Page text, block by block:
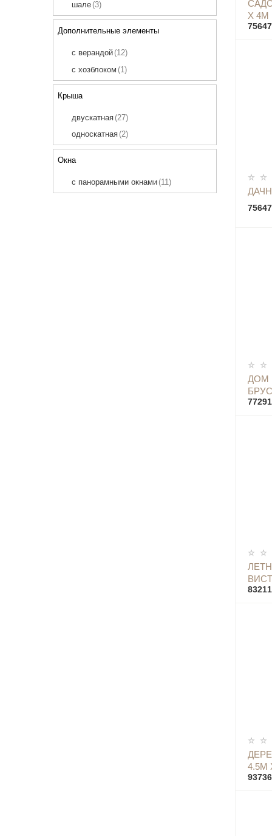
7 х 9(2)
шале (3)
Дополнительные элементы
с верандой (12)
с хозблоком (1)
Крыша
двускатная (27)
односкатная (2)
Окна
с панорамными окнами (11)
Х 4М
ДОМ
4.5М